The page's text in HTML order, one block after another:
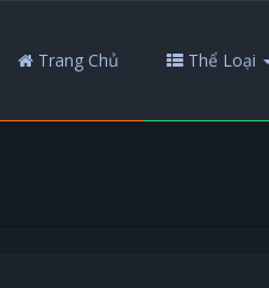
Trang Chủ Thể Loại